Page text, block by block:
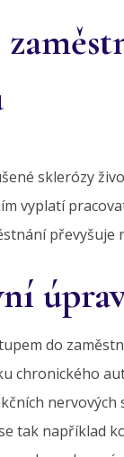
sklerózy
vyplatí
převyšuje
do
chronického
tak například